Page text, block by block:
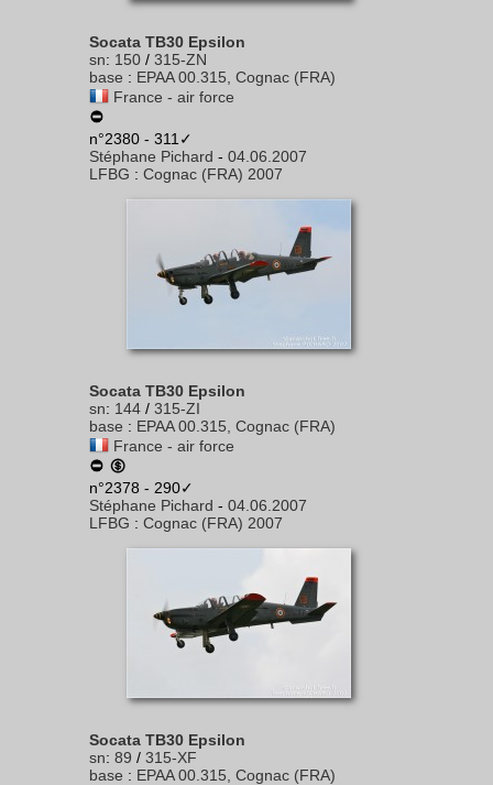
Socata TB30 Epsilon
sn: 150 / 315-ZN
base : EPAA 00.315, Cognac (FRA)
France - air force
n°2380 - 311✓
Stéphane Pichard - 04.06.2007
LFBG : Cognac (FRA) 2007
Socata TB30 Epsilon
sn: 144 / 315-ZI
base : EPAA 00.315, Cognac (FRA)
France - air force
n°2378 - 290✓
Stéphane Pichard - 04.06.2007
LFBG : Cognac (FRA) 2007
Socata TB30 Epsilon
sn: 89 / 315-XF
base : EPAA 00.315, Cognac (FRA)